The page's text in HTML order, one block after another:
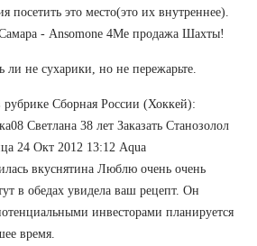
посетить это место(это их внутреннее).
- Ansomone 4Me продажа Шахты!
не сухарики, но не пережарьте.
рубрике Сборная России (Хоккей):
Светлана 38 лет Заказать Станозолол
24 Окт 2012 13:12 Aqua
вкуснятина Люблю очень очень
в обедах увидела ваш рецепт. Он
инвесторами планируется
время.